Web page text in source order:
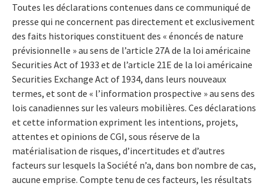
Toutes les déclarations contenues dans ce communiqué de
presse qui ne concernent pas directement et exclusivement
des faits historiques constituent des « énoncés de nature
prévisionnelle » au sens de l’article 27A de la loi américaine
Securities Act of 1933 et de l’article 21E de la loi américaine
Securities Exchange Act of 1934, dans leurs nouveaux
termes, et sont de « l’information prospective » au sens des
lois canadiennes sur les valeurs mobilières. Ces déclarations
et cette information expriment les intentions, projets,
attentes et opinions de CGI, sous réserve de la
matérialisation de risques, d’incertitudes et d’autres
facteurs sur lesquels la Société n’a, dans bon nombre de cas,
aucune emprise. Compte tenu de ces facteurs, les résultats